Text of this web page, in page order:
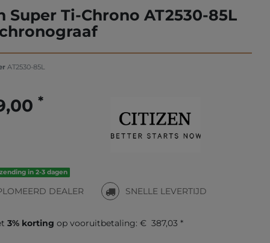
Super Ti-Chrono AT2530-85L
AT2530-85L
*
in 2-3 dagen
DEALER SNELLE LEVERTIJD
3% korting op vooruitbetaling: € 387,03 *